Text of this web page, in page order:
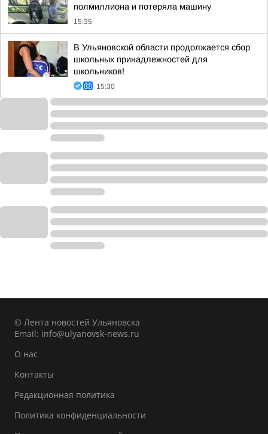
полмиллиона и потеряла машину
15:35
В Ульяновской области продолжается сбор
школьных принадлежностей для
школьников!
15:30
© Лента новостей Ульяновска
Email: info@ulyanovsk-news.ru
О нас
Контакты
Редакционная политика
Политика конфиденциальности